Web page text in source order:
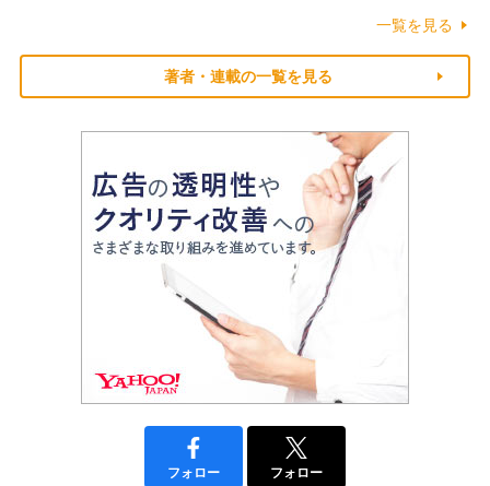
一覧を見る
著者・連載の一覧を見る
フォロー フォロー